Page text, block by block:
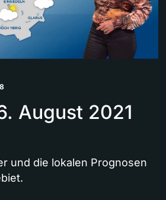
August 2021
und die lokalen Prognosen